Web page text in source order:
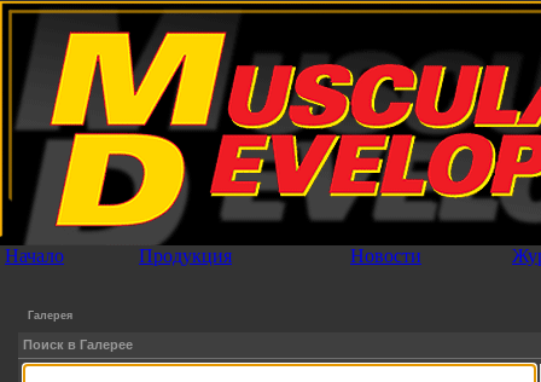
Начало Продукция Новости
Галерея
Поиск в Галерее